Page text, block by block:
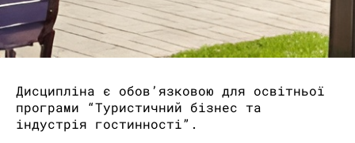
Дисципліна є обов’язковою для освітньої
програми “Туристичний бізнес та
індустрія гостинності”.